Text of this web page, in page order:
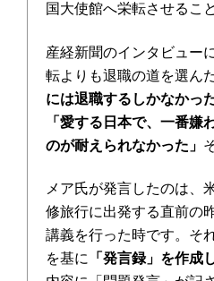
国大使館へ栄転させるこ
産経新聞のインタビュー
転よりも退職の道を選ん
には退職するしかなかった
「愛する日本で、一番嫌
のが耐えられなかった」
メア氏が発言したのは、
修旅行に出発する直前の
講義を行った時です。そ
を基に
「発言録」を作成